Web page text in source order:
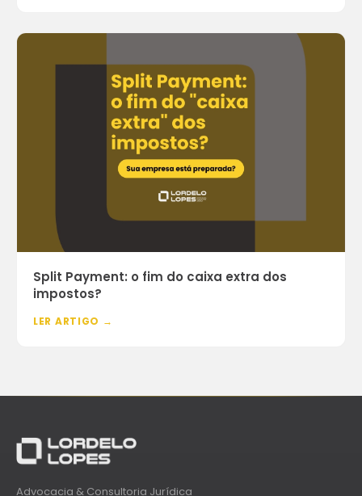
Split Payment: o fim do caixa extra dos
impostos?
LER ARTIGO →
Advocacia & Consultoria Jurídica